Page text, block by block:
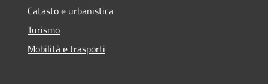
Catasto e urbanistica
Turismo
Mobilità e trasporti